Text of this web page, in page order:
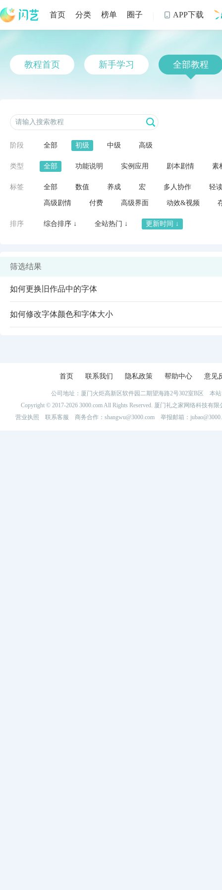
首页 分类 榜单 圈子  APP下载
教程首页 新手学习 全部教程
阶段 全部 初级 中级 高级
类型 全部 功能说明 实例应用 剧本剧情 素
标签 全部 数值 养成 宏 多人协作 轻
高级剧情 付费 高级界面 动效&视频
排序 综合排序 ↓ 全站热门 ↓ 更新时间 ↓
筛选结果
如何更换旧作品中的字体
如何修改字体颜色和字体大小
首页 联系我们 隐私政策 帮助中心 意见
公司地址：厦门火炬高新区软件园二期望海路2号302室B区 本
Copyright © 2017-2026 3000.com All Rights Reserved. 厦门礼之家网络科技
营业执照
联系客服 商务合作：shangwu@3000.com 举报邮箱：